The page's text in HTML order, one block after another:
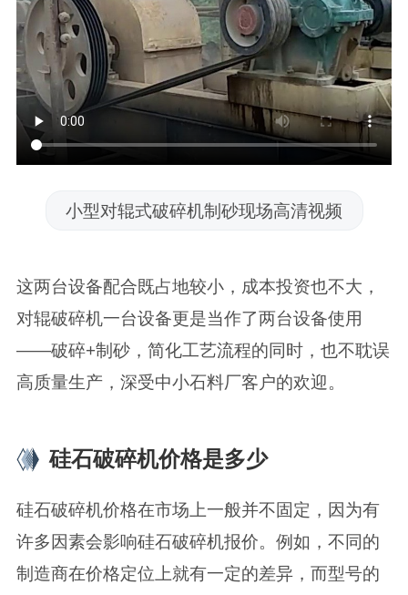
小型对辊式破碎机制砂现场高清视频
这两台设备配合既占地较小，成本投资也不大，
对辊破碎机一台设备更是当作了两台设备使用
——破碎+制砂，简化工艺流程的同时，也不耽误
高质量生产，深受中小石料厂客户的欢迎。
硅石破碎机价格是多少
硅石破碎机价格在市场上一般并不固定，因为有
许多因素会影响硅石破碎机报价。例如，不同的
制造商在价格定位上就有一定的差异，而型号的